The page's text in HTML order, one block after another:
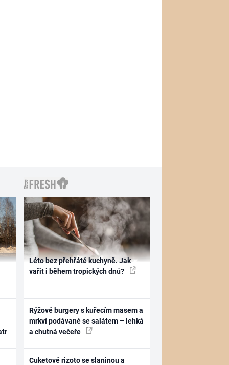
Léto bez přehřáté kuchyně. Jak
vařit i během tropických dnů?
Rýžové burgery s kuřecím masem a
mrkví podávané se salátem – lehká
a chutná večeře
Cuketové rizoto se slaninou a